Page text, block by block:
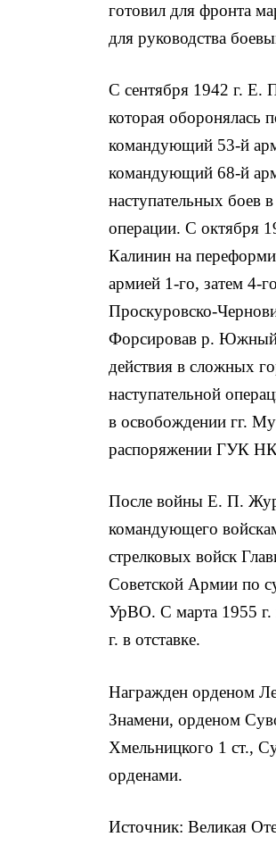
готовил для фронта
для руководства
С сентября 1942 г. Е.
которая оборонялась
командующий 53-й
командующий 68-й
наступательных боев
операции. С октября
Калинин на
армией 1-го, затем 4-
Проскуровско-
Форсировав р. Южный
действия в сложных
наступательной
в освобождении гг.
распоряжении ГУК
После войны Е. П.
командующего
стрелковых войск
Советской Армии по
УрВО. С марта 1955 г.
г. в отставке.
Награжден орденом
Знамени, орденом
Хмельницкого 1 ст.,
орденами.
Источник: Великая